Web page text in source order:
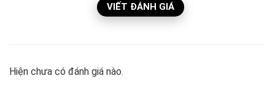
VIẾT ĐÁNH GIÁ
Hiện chưa có đánh giá nào.